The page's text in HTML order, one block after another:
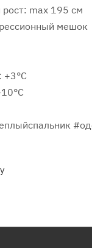
max 195 см
мешок